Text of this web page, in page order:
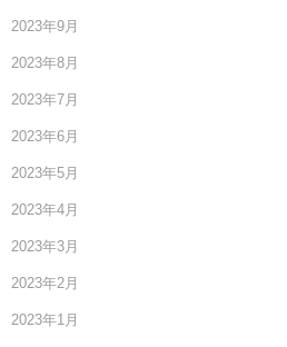
2023年9月
2023年8月
2023年7月
2023年6月
2023年5月
2023年4月
2023年3月
2023年2月
2023年1月